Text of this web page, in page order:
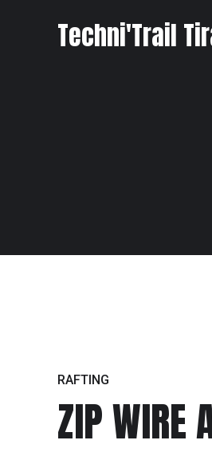
Techni'Trail
RAFTING
ZIP WIRE